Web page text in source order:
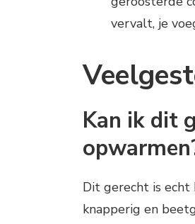
vervalt, je
Kan ik dit
Dit gerecht is echt
knapperig en